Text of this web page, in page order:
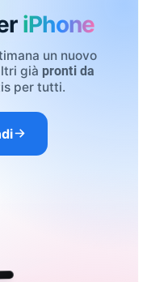
iPhone
un nuovo
già pronti da
per tutti.